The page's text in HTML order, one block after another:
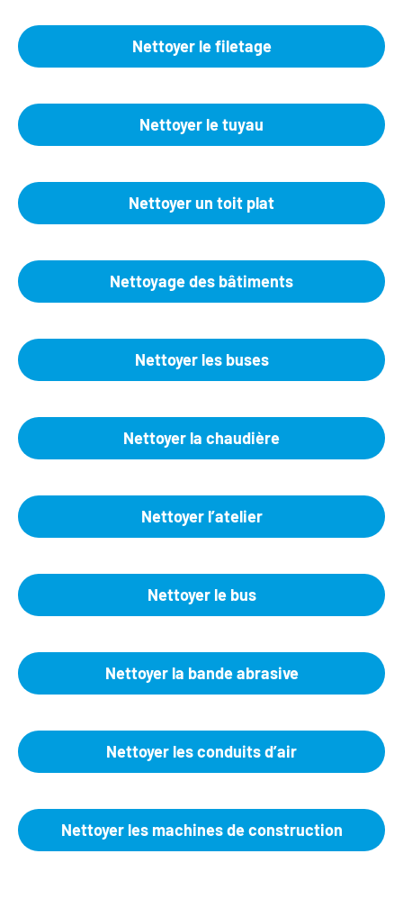
Nettoyer le filetage
Nettoyer le tuyau
Nettoyer un toit plat
Nettoyage des bâtiments
Nettoyer les buses
Nettoyer la chaudière
Nettoyer l’atelier
Nettoyer le bus
Nettoyer la bande abrasive
Nettoyer les conduits d’air
Nettoyer les machines de construction